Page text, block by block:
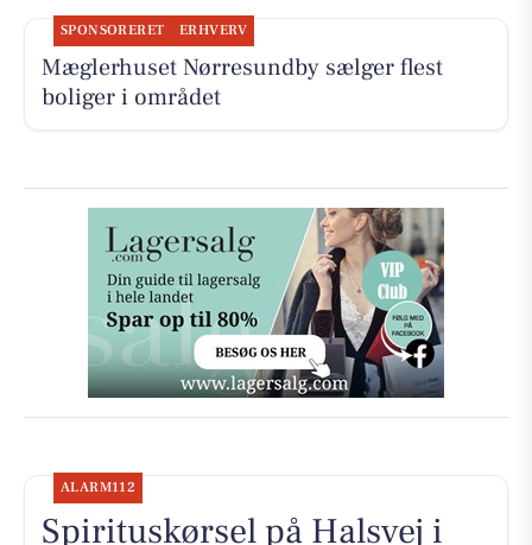
SPONSORERET ERHVERV
Mæglerhuset Nørresundby sælger flest
boliger i området
ALARM112
Spirituskørsel på Halsvej i